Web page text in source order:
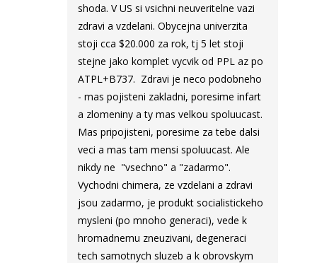
shoda. V US si vsichni neuveritelne vazi
zdravi a vzdelani. Obycejna univerzita
stoji cca $20.000 za rok, tj 5 let stoji
stejne jako komplet vycvik od PPL az po
ATPL+B737. Zdravi je neco podobneho
- mas pojisteni zakladni, poresime infart
a zlomeniny a ty mas velkou spoluucast.
Mas pripojisteni, poresime za tebe dalsi
veci a mas tam mensi spoluucast. Ale
nikdy ne "vsechno" a "zadarmo".
Vychodni chimera, ze vzdelani a zdravi
jsou zadarmo, je produkt socialistickeho
mysleni (po mnoho generaci), vede k
hromadnemu zneuzivani, degeneraci
tech samotnych sluzeb a k obrovskym